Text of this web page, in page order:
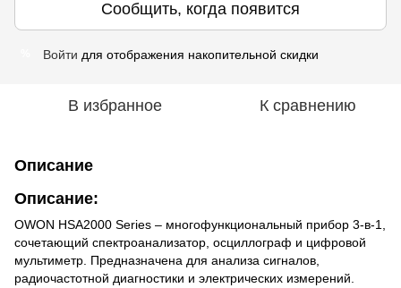
Сообщить, когда появится
Войти для отображения накопительной скидки
В избранное К сравнению
Описание
Описание:
OWON HSA2000 Series – многофункциональный прибор 3-в-1,
сочетающий спектроанализатор, осциллограф и цифровой
мультиметр. Предназначена для анализа сигналов,
радиочастотной диагностики и электрических измерений.